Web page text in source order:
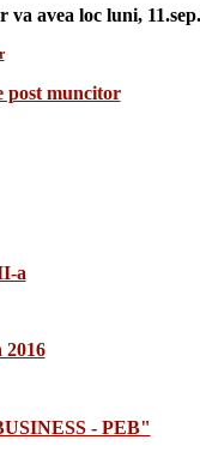
avea loc luni,
post muncitor
a
- PEB"